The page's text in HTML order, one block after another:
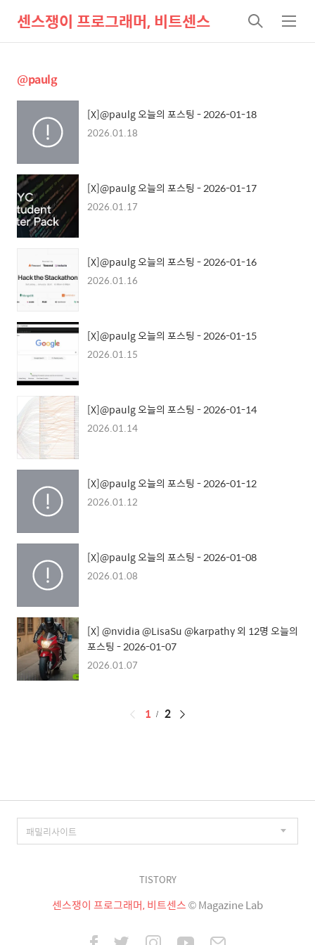
센스쟁이 프로그래머, 비트센스
검
색
메
뉴
@paulg
[X]@paulg 오늘의 포스팅 - 2026-01-18
2026.01.18
[X]@paulg 오늘의 포스팅 - 2026-01-17
2026.01.17
[X]@paulg 오늘의 포스팅 - 2026-01-16
2026.01.16
[X]@paulg 오늘의 포스팅 - 2026-01-15
2026.01.15
[X]@paulg 오늘의 포스팅 - 2026-01-14
2026.01.14
[X]@paulg 오늘의 포스팅 - 2026-01-12
2026.01.12
[X]@paulg 오늘의 포스팅 - 2026-01-08
2026.01.08
[X] @nvidia @LisaSu @karpathy 외 12명 오늘의
포스팅 - 2026-01-07
2026.01.07
페
1 2
TISTORY
센스쟁이 프로그래머, 비트센스© Magazine Lab